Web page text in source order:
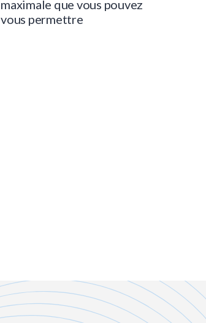
maximale que vous pouvez
vous permettre